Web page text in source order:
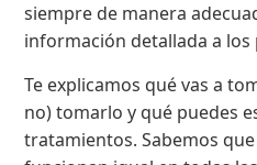
siempre de manera
información detallada a los
Te explicamos qué vas a
no) tomarlo y qué puedes
tratamientos. Sabemos